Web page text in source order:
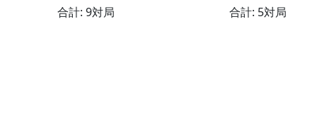
合計: 9対局
合計: 5対局